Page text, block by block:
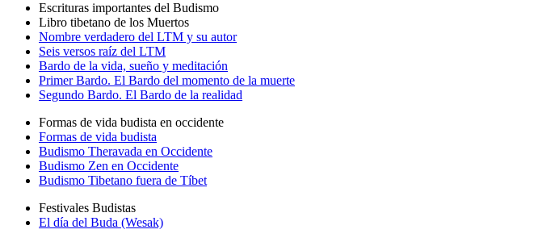
Escrituras importantes del Budismo
Libro tibetano de los Muertos
Nombre verdadero del LTM y su autor
Seis versos raíz del LTM
Bardo de la vida, sueño y meditación
Primer Bardo. El Bardo del momento de la muerte
Segundo Bardo. El Bardo de la realidad
Formas de vida budista en occidente
Formas de vida budista
Budismo Theravada en Occidente
Budismo Zen en Occidente
Budismo Tibetano fuera de Tíbet
Festivales Budistas
El día del Buda (Wesak)